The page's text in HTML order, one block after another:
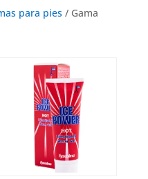
para pies/ Gama